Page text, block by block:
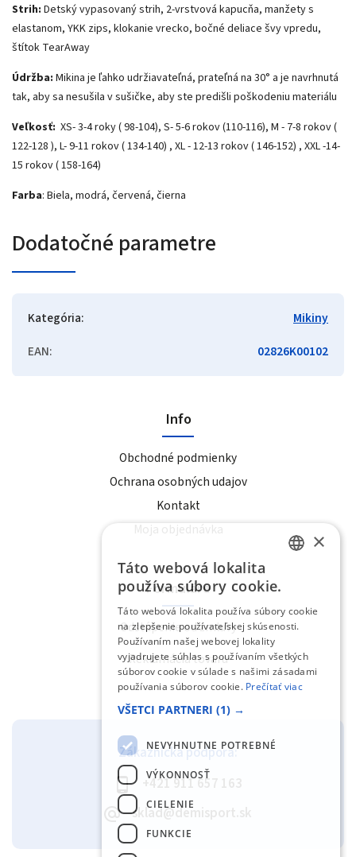
Strih: Detský vypasovaný strih, 2-vrstvová kapucňa, manžety s
elastanom, YKK zips, klokanie vrecko, bočné deliace švy vpredu,
štítok TearAway
Údržba: Mikina je ľahko udržiavateľná, prateľná na 30° a je navrhnutá
tak, aby sa nesušila v sušičke, aby ste predišli poškodeniu materiálu
Veľkosť: XS- 3-4 roky ( 98-104), S- 5-6 rokov (110-116), M - 7-8 rokov (
122-128 ), L- 9-11 rokov ( 134-140) , XL - 12-13 rokov ( 146-152) , XXL -14-
15 rokov ( 158-164)
Farba: Biela, modrá, červená, čierna
Dodatočné parametre
Kategória:
Mikiny
EAN: 02826K00102
Zákaznícka podpora:
+421 911 657 163
sklad@demisport.sk
Info
Obchodné podmienky
Ochrana osobných udajov
Kontakt
Moja objednávka
Formuláre
Odstúpenie od zmluvy
Reklamácia tovaru
×
Táto webová lokalita
používa súbory cookie.
Táto webová lokalita používa súbory cookie
na zlepšenie používateľskej skúsenosti.
Používaním našej webovej lokality
vyjadrujete súhlas s používaním všetkých
súborov cookie v súlade s našimi zásadami
používania súborov cookie. Prečítať viac
VŠETCI PARTNERI (1) →
NEVYHNUTNE POTREBNÉ
VÝKONNOSŤ
CIELENIE
FUNKCIE